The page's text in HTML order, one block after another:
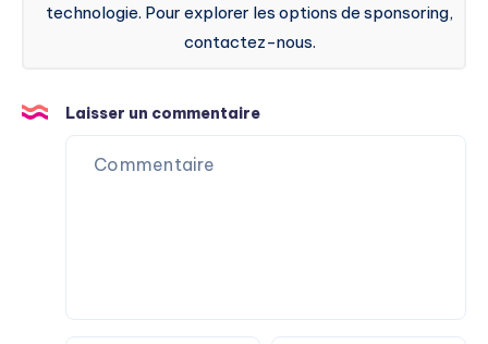
technologie. Pour explorer les options de sponsoring,
contactez-nous.
Laisser un commentaire